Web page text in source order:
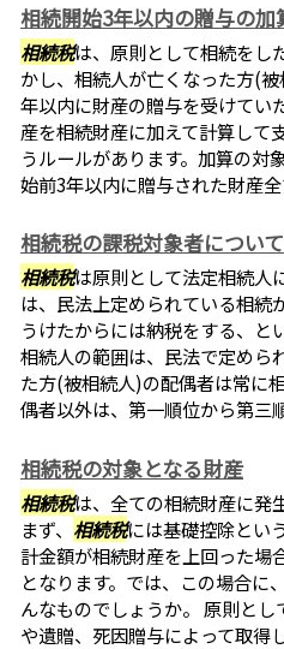
相続開始3年以内の贈与の
相続税は、原則として相続をし
かし、相続人が亡くなった方(
年以内に財産の贈与を受けてい
産を相続財産に加えて計算して
うルールがあります。加算の対
始前3年以内に贈与された財産全
相続税の課税対象者について
相続税は原則として法定相続人
は、民法上定められている相続
うけたからには納税をする、と
相続人の範囲は、民法で定めら
た方(被相続人)の配偶者は常に
偶者以外は、第一順位から第三
相続税の対象となる財産
相続税は、全ての相続財産に発
まず、 相続税には基礎控除とい
計金額が相続財産を上回った場
となります。では、この場合に、
んなものでしょうか。 原則と
や遺贈、死因贈与によって取得